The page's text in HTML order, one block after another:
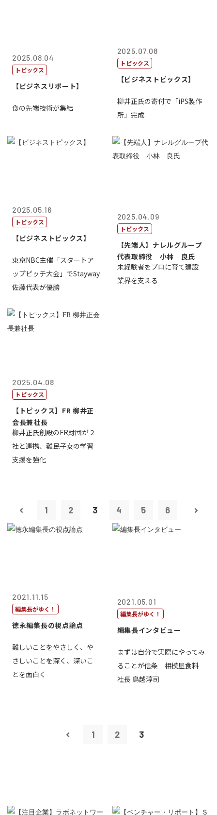
2025.08.04
トピックス
【ビジネスリポート】
食の先端技術が集結
2025.07.08
トピックス
【ビジネストピックス】
柳井正氏の寄付で「iPS製作
所」完成
2025.05.16
トピックス
【ビジネストピックス】
東京NBC主催「スタートア
ップピッチ大会」でStayway
佐藤代表が優勝
2025.04.09
トピックス
【先端人】ナレルグループ
代表取締役 小林 良氏
未経験者をプロに育て建設
業界を支える
2025.04.08
トピックス
【トピックス】FR 柳井正
会長兼社長
柳井正氏創設のFR財団が２
社と連携、難民子女の学習
支援を強化
1 2 3 4 5 6
2021.11.15
編集長がゆく！
徳永編集長の視点論点
難しいことをやさしく、や
さしいことを深く、深いこ
とを面白く
2021.05.01
編集長がゆく！
編集長インタビュー
まずは自分で実際にやってみ
ることが信条 相模屋食料
社長 鳥越淳司
1 2 3